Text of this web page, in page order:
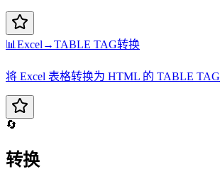
📊 Excel→TABLE TAG转换
将 Excel 表格转换为 HTML 的 TABLE TAG
🔄
转换